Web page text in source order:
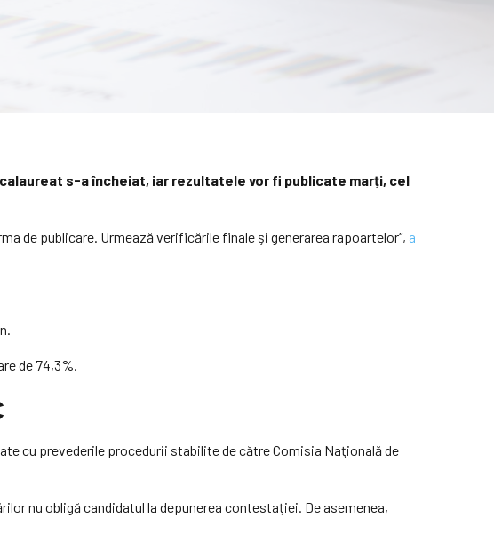
s-a încheiat, iar rezultatele vor fi publicate marți, cel
de publicare. Urmează verificările finale şi generarea rapoartelor”, a
de 74,3%.
cu prevederile procedurii stabilite de către Comisia Naţională de
nu obligă candidatul la depunerea contestaţiei. De asemenea,